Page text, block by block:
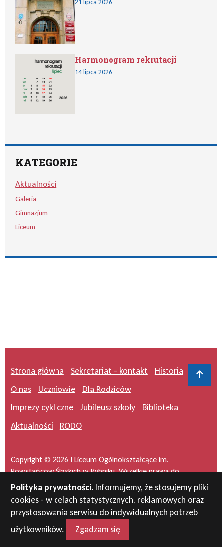
21 lipca 2026
Harmonogram rekrutacji
14 lipca 2026
KATEGORIE
Aktualności
Galeria
Gimnazjum
Liceum
Polityka prywatności. Informujemy, że stosujemy pliki
cookies - w celach statystycznych, reklamowych oraz
przystosowania serwisu do indywidualnych potrzeb
użytkowników.
Zgadzam się
Strona główna Sekretariat – kontakt
Historia
O nas
Uczniowie
Dla Rodziców
Imprezy cykliczne
Jubileusz szkoły
Biblioteka
Aktualności
RODO
Copyright © 2026 I Liceum Ogólnokształcące im.
Powstańców Śląskich w Rybniku. Wszelkie prawa do
serwisu zastrzeżone.
Projekt i wykonanie: masideas.pl
Do